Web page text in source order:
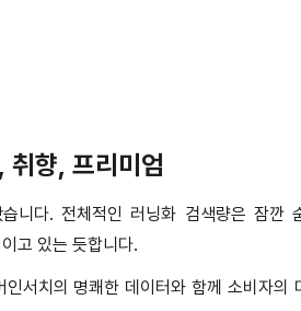
, 취향, 프리미엄
니다.전체적인 러닝화 검색량은 잠깐
고 있는 듯합니다.
인서치의 명쾌한 데이터와 함께 소비자의